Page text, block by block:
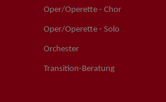
Oper/Operette - Chor
Oper/Operette - Solo
Orchester
Transition-Beratung